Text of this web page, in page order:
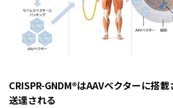
CRISPR-GNDM®はAAVベクターに搭
送達される